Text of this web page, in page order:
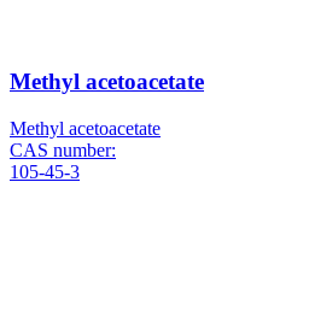
Methyl acetoacetate
Methyl acetoacetate
CAS number:
105-45-3